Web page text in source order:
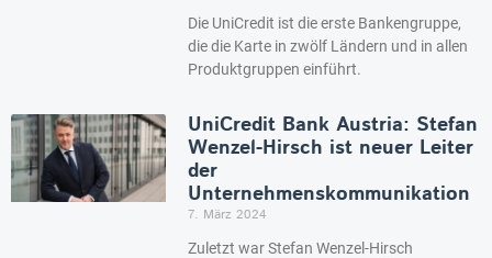
Die UniCredit ist die erste Bankengruppe,
die die Karte in zwölf Ländern und in allen
Produktgruppen einführt.
UniCredit Bank Austria: Stefan
Wenzel-Hirsch ist neuer Leiter
der
Unternehmenskommunikation
7. März 2024
Zuletzt war Stefan Wenzel-Hirsch